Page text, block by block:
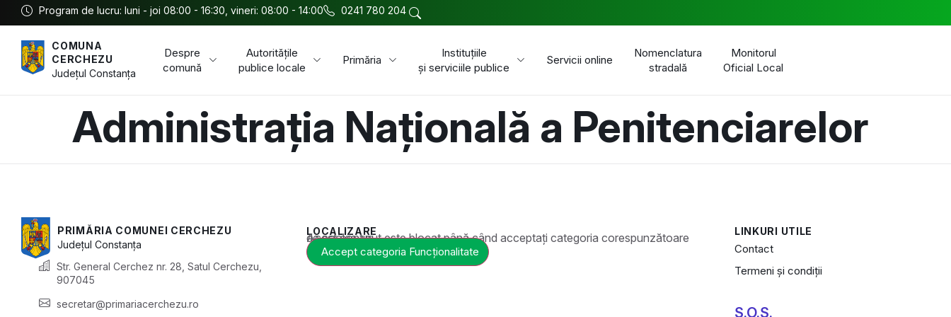
Program de lucru: luni - joi 08:00 - 16:30, vineri: 08:00 - 14:00 0241 780 204
COMUNA
CERCHEZU
JudețulConstanța
Despre
comună
Autoritățile
publice locale
Primăria
Instituțiile
și serviciile publice
Servicii online
Nomenclatura
stradală
Monitorul
Oficial Local
Administrația Națională a Penitenciarelor
PRIMĂRIA COMUNEI CERCHEZU
JudețulConstanța
Str. General Cerchez nr. 28, Satul Cerchezu,
907045
secretar@primariacerchezu.ro
LOCALIZARE
Acest conținut este blocat până când acceptați categoria corespunzătoare de cookie-uri.
Accept categoria Funcționalitate
LINKURI UTILE
Contact
Termeni și condiții
S.O.S.